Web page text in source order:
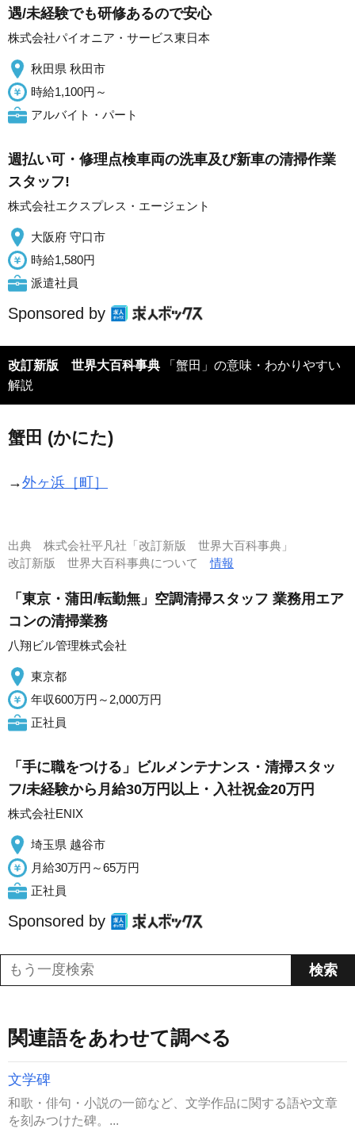
遇/未経験でも研修あるので安心
株式会社パイオニア・サービス東日本
秋田県 秋田市
時給1,100円～
アルバイト・パート
週払い可・修理点検車両の洗車及び新車の清掃作業
スタッフ!
株式会社エクスプレス・エージェント
大阪府 守口市
時給1,580円
派遣社員
Sponsored by
改訂新版 世界大百科事典 「蟹田」の意味・わかりやすい
解説
蟹田 (かにた)
→外ヶ浜［町］
出典 株式会社平凡社「改訂新版 世界大百科事典」
改訂新版 世界大百科事典について情報
「東京・蒲田/転勤無」空調清掃スタッフ 業務用エア
コンの清掃業務
八翔ビル管理株式会社
東京都
年収600万円～2,000万円
正社員
「手に職をつける」ビルメンテナンス・清掃スタッ
フ/未経験から月給30万円以上・入社祝金20万円
株式会社ENIX
埼玉県 越谷市
月給30万円～65万円
正社員
Sponsored by
関連語をあわせて調べる
文学碑
和歌・俳句・小説の一節など、文学作品に関する語や文章
を刻みつけた碑。...